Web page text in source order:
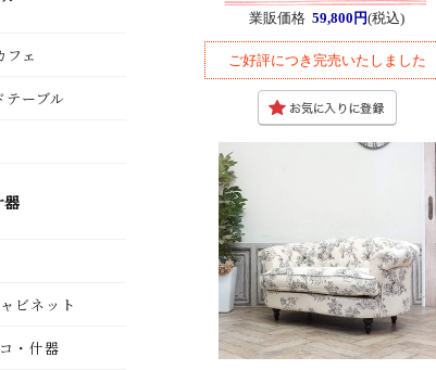
業販価格 59,800円(税込)
ご好評につき完売いたしました